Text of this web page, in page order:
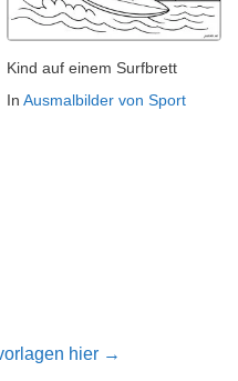
Kind auf einem Surfbrett
In Ausmalbilder von Sport
hier →